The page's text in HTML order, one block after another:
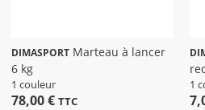
DIMASPORT
6 kg
1 couleur
78,00 € TTC
1